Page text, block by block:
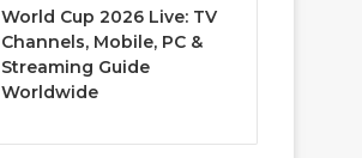
World Cup 2026 Live: TV
Channels, Mobile, PC &
Streaming Guide
Worldwide